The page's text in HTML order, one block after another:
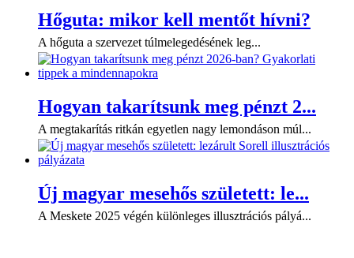
Hőguta: mikor kell mentőt hívni?
A hőguta a szervezet túlmelegedésének leg...
Hogyan takarítsunk meg pénzt 2...
A megtakarítás ritkán egyetlen nagy lemondáson múl...
Új magyar mesehős született: le...
A Meskete 2025 végén különleges illusztrációs pályá...